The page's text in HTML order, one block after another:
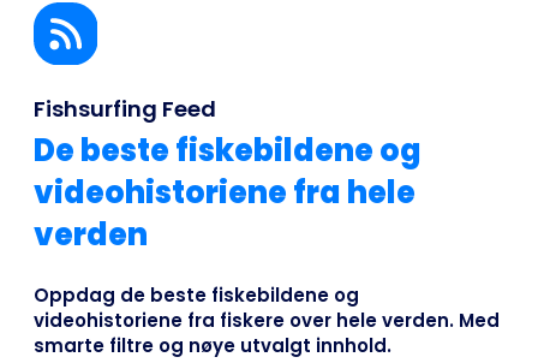
Business
Fishsurfing Feed
De beste fiskebildene og
videohistoriene fra hele
verden
Oppdag de beste fiskebildene og
videohistoriene fra fiskere over hele verden. Med
smarte filtre og nøye utvalgt innhold.